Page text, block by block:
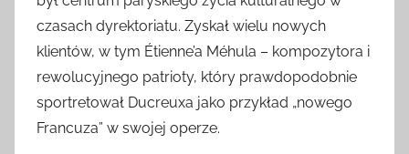
czasach dyrektoriatu. Zyskał wielu nowych
klientów, w tym Étienne’a Méhula – kompozytora i
rewolucyjnego patrioty, który prawdopodobnie
sportretował Ducreuxa jako przykład „nowego
Francuza” w swojej operze.